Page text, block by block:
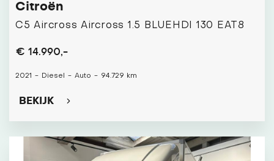
Citroën
C5 Aircross Aircross 1.5 BLUEHDI 130 EAT8
€ 14.990,-
2021 - Diesel - Auto - 94.729 km
BEKIJK